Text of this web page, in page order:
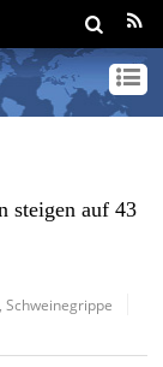
steigen auf 43
,Schweinegrippe